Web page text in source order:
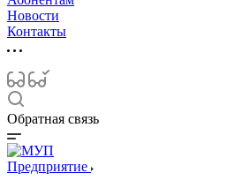
Новости
Контакты
Обратная связь
Предприятие